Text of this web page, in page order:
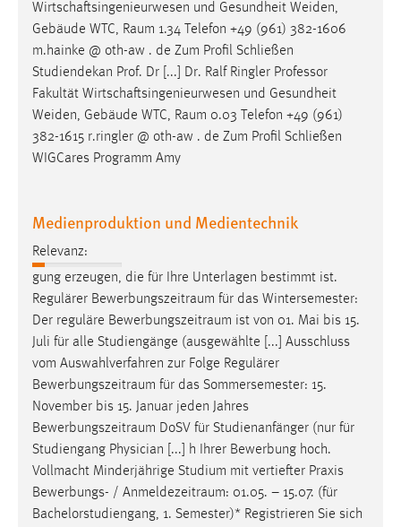
Wirtschaftsingenieurwesen und Gesundheit Weiden,
Gebäude WTC, Raum 1.34 Telefon +49 (961) 382-1606
m.hainke @ oth-aw . de Zum Profil Schließen
Studiendekan Prof. Dr [...] Dr. Ralf Ringler Professor
Fakultät Wirtschaftsingenieurwesen und Gesundheit
Weiden, Gebäude WTC, Raum 0.03 Telefon +49 (961)
382-1615 r.ringler @ oth-aw . de Zum Profil Schließen
WIGCares Programm Amy
Medienproduktion und Medientechnik
Relevanz:
gung erzeugen, die für Ihre Unterlagen bestimmt ist.
Regulärer Bewerbungszeitraum für das Wintersemester:
Der reguläre Bewerbungszeitraum ist von 01. Mai bis 15.
Juli für alle Studiengänge (ausgewählte [...] Ausschluss
vom Auswahlverfahren zur Folge Regulärer
Bewerbungszeitraum für das Sommersemester: 15.
November bis 15. Januar jeden Jahres
Bewerbungszeitraum DoSV für Studienanfänger (nur für
Studiengang Physician [...] h Ihrer Bewerbung hoch.
Vollmacht Minderjährige Studium mit vertiefter Praxis
Bewerbungs- / Anmeldezeitraum: 01.05. – 15.07. (für
Bachelorstudiengang, 1. Semester)* Registrieren Sie sich